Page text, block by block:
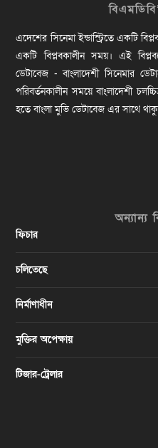
এদেশের সিনেমা ইন্ডাস্ট্রিতে একটি
একটি বিপ্লবকালীন সময়। এই
ডেটাবেজ - বাংলাদেশী সিনেমার
পরিবর্তনকালীন সময়ে বাংলাদেশী
হতে বাংলা মুভি ডেটাবেজ এর সাথে
অন্যান্য
ফিচার
চলিতেছে
নির্মাণাধীন
মুক্তির অপেক্ষায়
টিজার-ট্রেলার